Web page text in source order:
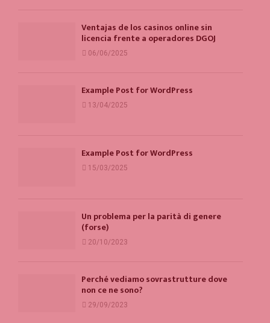
Ventajas de los casinos online sin
licencia frente a operadores DGOJ
06/06/2025
Example Post for WordPress
13/04/2025
Example Post for WordPress
15/03/2025
Un problema per la parità di genere
(forse)
20/10/2023
Perché vediamo sovrastrutture dove
non ce ne sono?
29/09/2023